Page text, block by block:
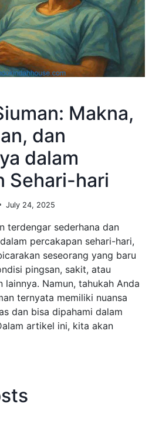
Makna,
dan
dalam
Sehari-hari
July 24, 2025
terdengar sederhana dan
percakapan sehari-hari,
seseorang yang baru
pingsan, sakit, atau
lainnya. Namun, tahukah Anda
ternyata memiliki nuansa
dan bisa dipahami dalam
artikel ini, kita akan